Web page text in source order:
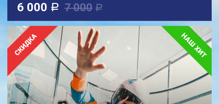
6 000 a 7 000 a